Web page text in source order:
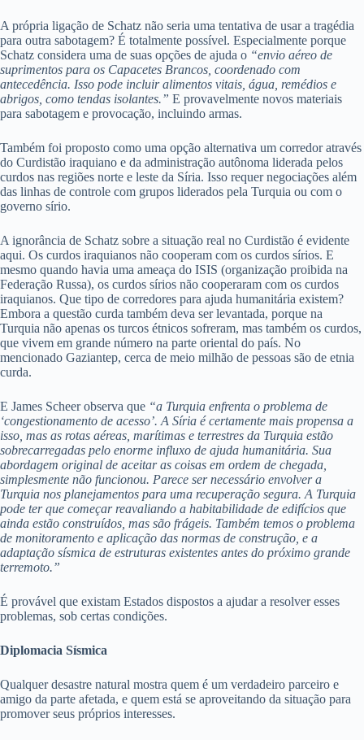
A própria ligação de Schatz não seria uma tentativa de usar a tragédia
para outra sabotagem? É totalmente possível. Especialmente porque
Schatz considera uma de suas opções de ajuda o “envio aéreo de
suprimentos para os Capacetes Brancos, coordenado com
antecedência. Isso pode incluir alimentos vitais, água, remédios e
abrigos, como tendas isolantes.” E provavelmente novos materiais
para sabotagem e provocação, incluindo armas.
Também foi proposto como uma opção alternativa um corredor através
do Curdistão iraquiano e da administração autônoma liderada pelos
curdos nas regiões norte e leste da Síria. Isso requer negociações além
das linhas de controle com grupos liderados pela Turquia ou com o
governo sírio.
A ignorância de Schatz sobre a situação real no Curdistão é evidente
aqui. Os curdos iraquianos não cooperam com os curdos sírios. E
mesmo quando havia uma ameaça do ISIS (organização proibida na
Federação Russa), os curdos sírios não cooperaram com os curdos
iraquianos. Que tipo de corredores para ajuda humanitária existem?
Embora a questão curda também deva ser levantada, porque na
Turquia não apenas os turcos étnicos sofreram, mas também os curdos,
que vivem em grande número na parte oriental do país. No
mencionado Gaziantep, cerca de meio milhão de pessoas são de etnia
curda.
E James Scheer observa que “a Turquia enfrenta o problema de
‘congestionamento de acesso’. A Síria é certamente mais propensa a
isso, mas as rotas aéreas, marítimas e terrestres da Turquia estão
sobrecarregadas pelo enorme influxo de ajuda humanitária. Sua
abordagem original de aceitar as coisas em ordem de chegada,
simplesmente não funcionou. Parece ser necessário envolver a
Turquia nos planejamentos para uma recuperação segura. A Turquia
pode ter que começar reavaliando a habitabilidade de edifícios que
ainda estão construídos, mas são frágeis. Também temos o problema
de monitoramento e aplicação das normas de construção, e a
adaptação sísmica de estruturas existentes antes do próximo grande
terremoto.”
É provável que existam Estados dispostos a ajudar a resolver esses
problemas, sob certas condições.
Diplomacia Sísmica
Qualquer desastre natural mostra quem é um verdadeiro parceiro e
amigo da parte afetada, e quem está se aproveitando da situação para
promover seus próprios interesses.